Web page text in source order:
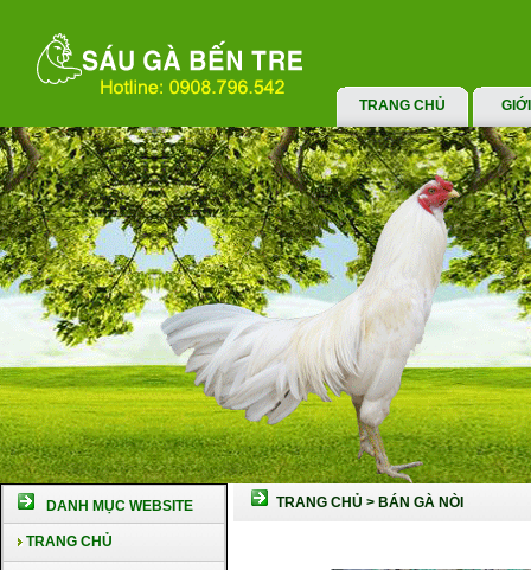
TRANG CHỦ
DANH MỤC WEBSITE
TRANG CHỦ
TRANG CHỦ > BÁN GÀ NÒI